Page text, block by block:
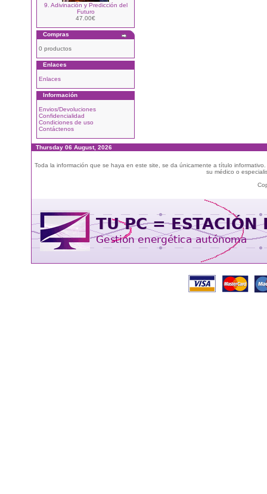
9. Adivinación y Predicción del
Futuro
47.00€
Compras
0 productos
Enlaces
Enlaces
Información
Envios/Devoluciones
Confidencialidad
Condiciones de uso
Contáctenos
Thursday 06 August, 2026
Toda la información que se haya en este site, se da únicamente a título
su médico o